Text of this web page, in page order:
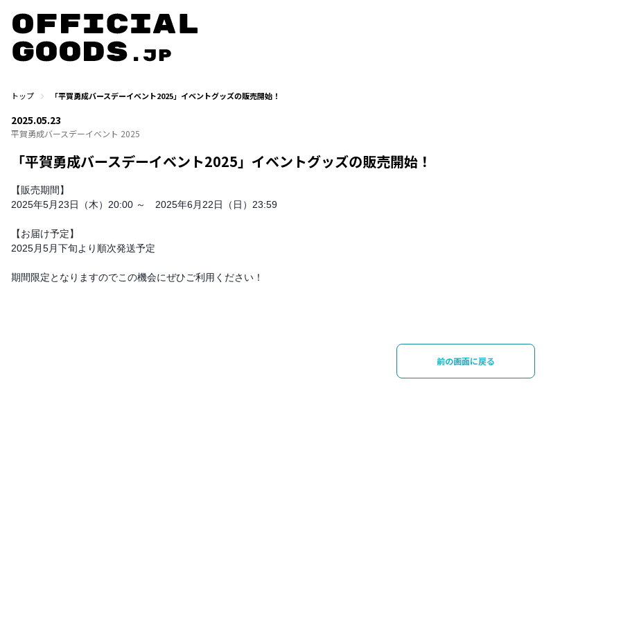
トップ 「平賀勇成バースデーイベント2025」イベントグッズの販売開始！
2025.05.23
平賀勇成バースデーイベント 2025
「平賀勇成バースデーイベント2025」イベントグッズの販売開始！
【販売期間】
2025年5月23日（木）20:00 ～ 2025年6月22日（日）23:59
【お届け予定】
2025月5月下旬より順次発送予定
期間限定となりますのでこの機会にぜひご利用ください！
前の画面に戻る